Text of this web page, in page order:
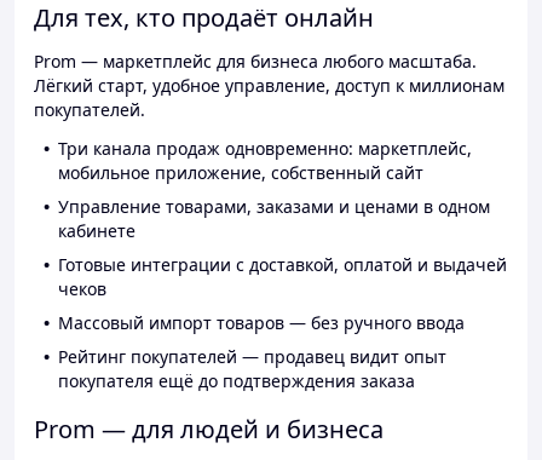
Для тех, кто продаёт онлайн
Prom — маркетплейс для бизнеса любого масштаба.
Лёгкий старт, удобное управление, доступ к миллионам
покупателей.
Три канала продаж одновременно: маркетплейс,
мобильное приложение, собственный сайт
Управление товарами, заказами и ценами в одном
кабинете
Готовые интеграции с доставкой, оплатой и выдачей
чеков
Массовый импорт товаров — без ручного ввода
Рейтинг покупателей — продавец видит опыт
покупателя ещё до подтверждения заказа
Prom — для людей и бизнеса